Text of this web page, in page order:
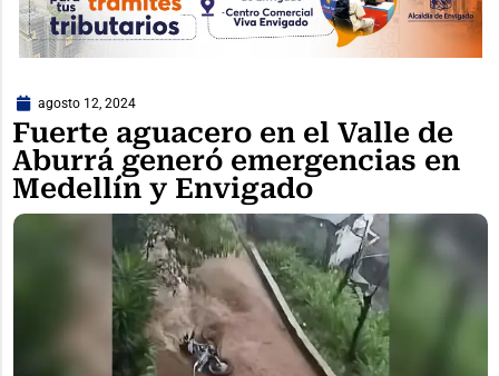
agosto 12, 2024
Fuerte aguacero en el Valle de
Aburrá generó emergencias en
Medellín y Envigado